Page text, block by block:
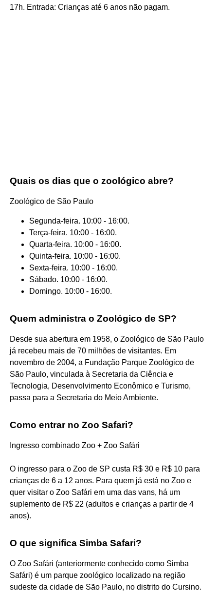
17h. Entrada: Crianças até 6 anos não pagam.
Quais os dias que o zoológico abre?
Zoológico de São Paulo
Segunda-feira. 10:00 - 16:00.
Terça-feira. 10:00 - 16:00.
Quarta-feira. 10:00 - 16:00.
Quinta-feira. 10:00 - 16:00.
Sexta-feira. 10:00 - 16:00.
Sábado. 10:00 - 16:00.
Domingo. 10:00 - 16:00.
Quem administra o Zoológico de SP?
Desde sua abertura em 1958, o Zoológico de São Paulo
já recebeu mais de 70 milhões de visitantes. Em
novembro de 2004, a Fundação Parque Zoológico de
São Paulo, vinculada à Secretaria da Ciência e
Tecnologia, Desenvolvimento Econômico e Turismo,
passa para a Secretaria do Meio Ambiente.
Como entrar no Zoo Safari?
Ingresso combinado Zoo + Zoo Safári
O ingresso para o Zoo de SP custa R$ 30 e R$ 10 para
crianças de 6 a 12 anos. Para quem já está no Zoo e
quer visitar o Zoo Safári em uma das vans, há um
suplemento de R$ 22 (adultos e crianças a partir de 4
anos).
O que significa Simba Safari?
O Zoo Safári (anteriormente conhecido como Simba
Safári) é um parque zoológico localizado na região
sudeste da cidade de São Paulo, no distrito do Cursino.